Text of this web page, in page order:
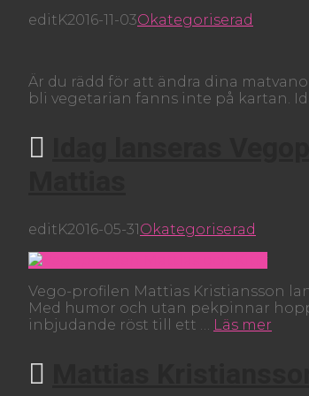
editK2016-11-03Okategoriserad
Är du rädd för att ändra dina
bli vegetarian fanns inte på kartan.
editK2016-05-31 Okategoriserad
Vego-profilen Mattias Kristiansson
Med humor och utan pekpinnar
inbjudande röst till ett … Läs mer